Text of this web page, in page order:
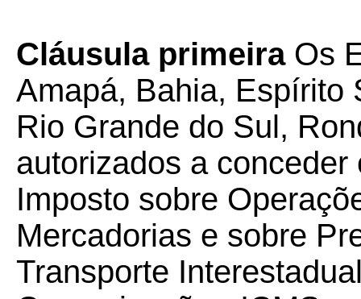
Cláusula primeiraOs
Amapá, Bahia, Espírito
Rio Grande do Sul,
autorizados a
Imposto sobre
Mercadorias e sobre
Transporte